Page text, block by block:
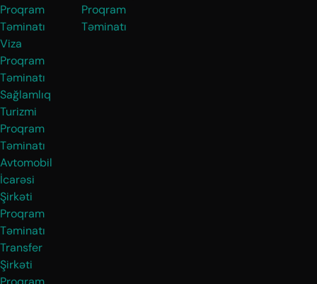
Proqram
Təminatı
Viza
Proqram
Təminatı
Sağlamlıq
Turizmi
Proqram
Təminatı
Avtomobil
İcarəsi
Şirkəti
Proqram
Təminatı
Transfer
Şirkəti
Proqram
Təminatı